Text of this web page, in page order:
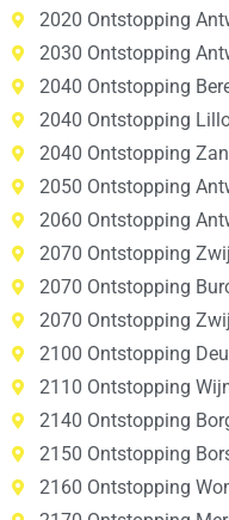
2020 Ontstopping
2030 Ontstopping
2040 Ontstopping
2040 Ontstopping
2040 Ontstopping
2050 Ontstopping
2060 Ontstopping
2070 Ontstopping
2070 Ontstopping
2070 Ontstopping
2100 Ontstopping
2110 Ontstopping
2140 Ontstopping
2150 Ontstopping
2160 Ontstopping